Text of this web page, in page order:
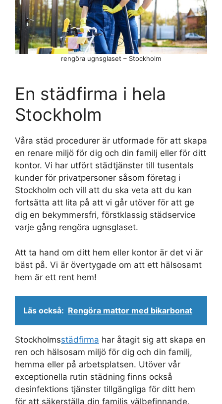
En städfirma i hela
Stockholm
Våra städ procedurer är utformade för att skapa
en renare miljö för dig och din familj eller för ditt
kontor. Vi har utfört städtjänster till tusentals
kunder för privatpersoner såsom företag i
Stockholm och vill att du ska veta att du kan
fortsätta att lita på att vi går utöver för att ge
dig en bekymmersfri, förstklassig städservice
varje gång rengöra ugnsglaset.
Att ta hand om ditt hem eller kontor är det vi är
bäst på. Vi är övertygade om att ett hälsosamt
hem är ett rent hem!
Läs också: Rengöra mattor med bikarbonat
Stockholmsstädfirma har åtagit sig att skapa en
ren och hälsosam miljö för dig och din familj,
hemma eller på arbetsplatsen. Utöver vår
exceptionella rutin städning finns också
desinfektions tjänster tillgängliga för ditt hem
för att säkerställa din familjs välbefinnande.
rengöra ugnsglaset – Stockholm